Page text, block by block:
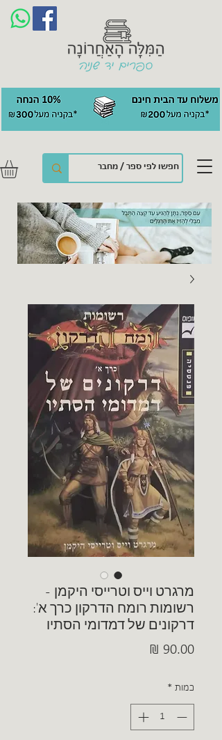
מרגרט וייס וטרייסי היקמן -
רשומות רומח הדרקון כרך א':
דרקונים של דמדומי הסתיו
כמות *